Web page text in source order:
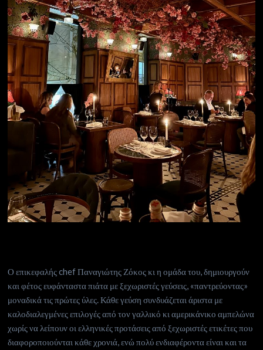
Ο επικεφαλής chef Παναγιώτης Ζόκος κι η ομάδα του, δημιουργούν
και φέτος ευφάνταστα πιάτα με ξεχωριστές γεύσεις, «παντρεύοντας»
μοναδικά τις πρώτες ύλες. Κάθε γεύση συνδυάζεται άριστα με
καλοδιαλεγμένες επιλογές από τον γαλλικό κι αμερικάνικο αμπελώνα
χωρίς να λείπουν οι ελληνικές προτάσεις από ξεχωριστές ετικέτες που
διαφοροποιούνται κάθε χρονιά, ενώ πολύ ενδιαφέροντα είναι και τα